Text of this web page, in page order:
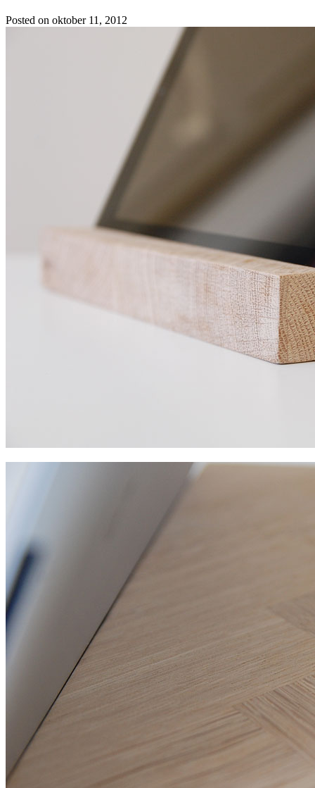
Posted on oktober 11, 2012